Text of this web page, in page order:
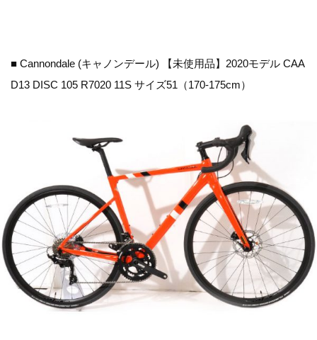
■ Cannondale (キャノンデール) 【未使用品】2020モデル CAA
D13 DISC 105 R7020 11S サイズ51（170-175cm）